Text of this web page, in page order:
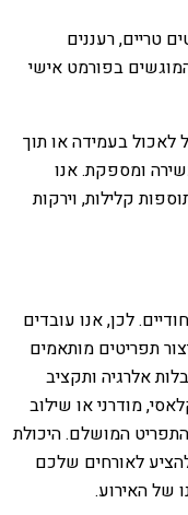
טריים, רעננים
בפורמט אישי
בעמידה או תוך
ומספקת. אנו
קלילות, וירקות
לכן, אנו עובדים
תפריטים מותאמים
אלרגיה ותקציב
מודרני או שילוב
המושלם. היכולת
לאורחים שלכם
של האירוע.